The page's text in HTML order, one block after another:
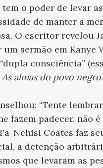
o poder de levar
de manter a
O escritor revelou
sermão em Kanye
consciência”
As almas do povo negro.
“Tente
fazem padecer, não
Nehisi Coates faz
a detenção
que levaram as